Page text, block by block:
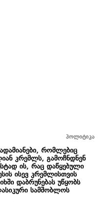
პოლიტიკა
რომლებიც
კრემლს, გამოჩნდნენ
ის, რაც დაწყებული
ისევ კრემლისთვის
დაბრუნებას უწყობს
სამშობლოს